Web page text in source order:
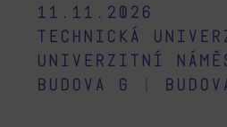
11.11.2026
Technická
Univerzitní
budova G
|